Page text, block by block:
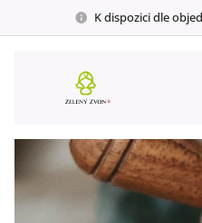
K dispozici dle